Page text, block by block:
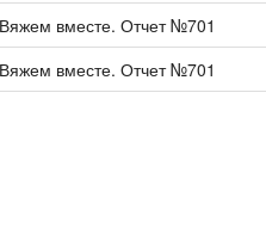
вместе. Отчет №701
вместе. Отчет №701